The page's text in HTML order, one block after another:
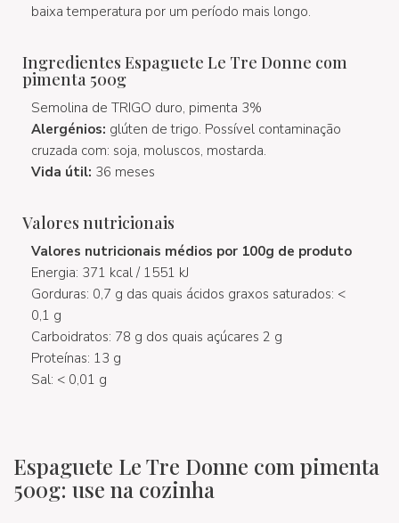
baixa temperatura por um período mais longo.
Ingredientes Espaguete Le Tre Donne com
pimenta 500g
Semolina de TRIGO duro, pimenta 3%
Alergénios: glúten de trigo. Possível contaminação
cruzada com: soja, moluscos, mostarda.
Vida útil: 36 meses
Valores nutricionais
Valores nutricionais médios por 100g de produto
Energia: 371 kcal / 1551 kJ
Gorduras: 0,7 g das quais ácidos graxos saturados: <
0,1 g
Carboidratos: 78 g dos quais açúcares 2 g
Proteínas: 13 g
Sal: < 0,01 g
Espaguete Le Tre Donne com pimenta
500g: use na cozinha